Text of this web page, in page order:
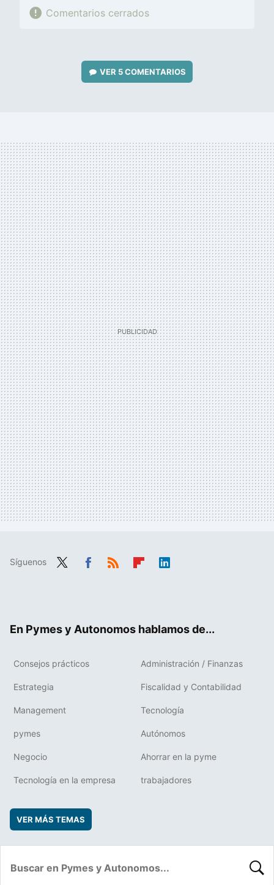
Comentarios cerrados
VER 5 COMENTARIOS
Síguenos
En Pymes y Autonomos hablamos de...
Consejos prácticos Administración / Finanzas
Estrategia Fiscalidad y Contabilidad
Management Tecnología
pymes Autónomos
Negocio Ahorrar en la pyme
Tecnología en la empresa trabajadores
VER MÁS TEMAS